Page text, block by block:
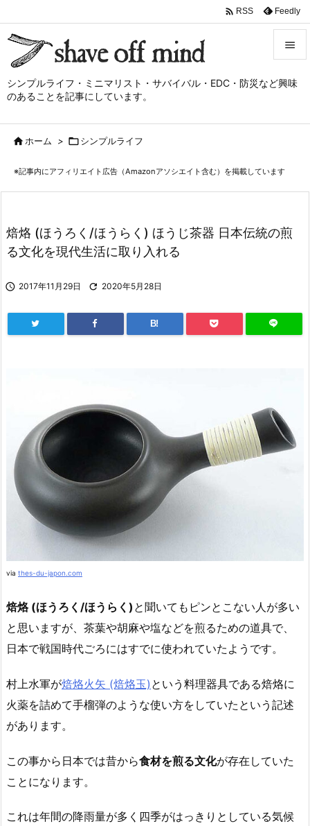
シンプルライフ・ミニマリスト・サバイバル・EDC・防災など興味
のあることを記事にしています。

メニュ
サイド
次へ
検索
 RSS Feedly
ホーム > シンプルライフ
※記事内にアフィリエイト広告（Amazonアソシエイト含む）を掲載しています
焙烙 (ほうろく/ほうらく) ほうじ茶器 日本伝統の煎
る文化を現代生活に取り入れる
 2017年11月29日  2020年5月28日
B!
via thes-du-japon.com
焙烙 (ほうろく/ほうらく) と聞いてもピンとこない人が多い
と思いますが、茶葉や胡麻や塩などを煎るための道具で、
日本で戦国時代ごろにはすでに使われていたようです。
村上水軍が焙烙火矢 (焙烙玉) という料理器具である焙烙に
火薬を詰めて手榴弾のような使い方をしていたという記述
があります。
この事から日本では昔から食材を煎る文化が存在していた
ことになります。
これは年間の降雨量が多く四季がはっきりとしている気候